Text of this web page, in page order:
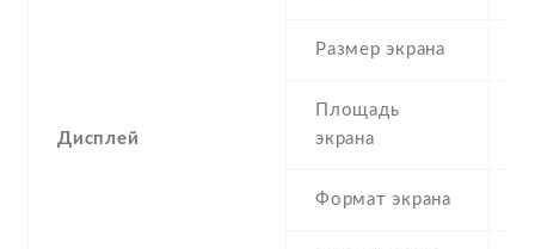
Дисплей
Размер экрана
Площадь
экрана
Формат экрана